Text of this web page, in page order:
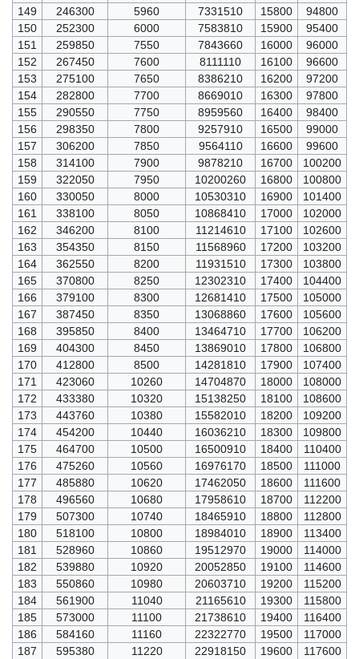
149
246300 5960 7331510 15800
94800
150
252300 6000 7583810 15900
95400
151
259850 7550 7843660 16000
96000
152
267450 7600 8111110 16100
96600
153
275100 7650 8386210 16200
97200
154
282800 7700 8669010 16300
97800
155
290550 7750 8959560 16400
98400
156
298350 7800 9257910 16500
99000
157
306200 7850 9564110 16600
99600
158
314100 7900 9878210 16700
100200
159
322050 7950 10200260 16800
100800
160
330050 8000 10530310 16900
101400
161
338100 8050 10868410 17000
102000
162
346200 8100 11214610 17100
102600
163
354350 8150 11568960 17200
103200
164
362550 8200 11931510 17300
103800
165
370800 8250 12302310 17400
104400
166
379100 8300 12681410 17500
105000
167
387450 8350 13068860 17600
105600
168
395850 8400 13464710 17700
106200
169
404300 8450 13869010 17800
106800
170
412800 8500 14281810 17900
107400
171
423060 10260 14704870 18000
108000
172
433380 10320 15138250 18100
108600
173
443760 10380 15582010 18200
109200
174
454200 10440 16036210 18300
109800
175
464700 10500 16500910 18400
110400
176
475260 10560 16976170 18500
111000
177
485880 10620 17462050 18600
111600
178
496560 10680 17958610 18700
112200
179
507300 10740 18465910 18800
112800
180
518100 10800 18984010 18900
113400
181
528960 10860 19512970 19000
114000
182
539880 10920 20052850 19100
114600
183
550860 10980 20603710 19200
115200
184
561900 11040 21165610 19300
115800
185
573000 11100 21738610 19400
116400
186
584160 11160 22322770 19500
117000
187
595380 11220 22918150 19600
117600